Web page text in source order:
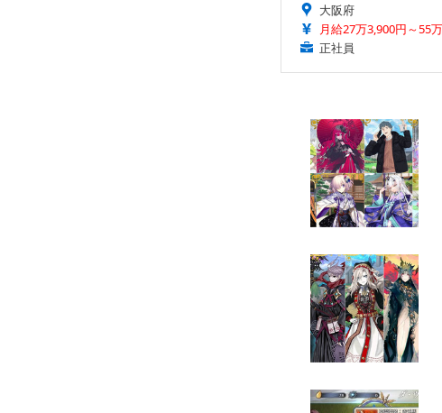
大阪府
月給27万3,900円～55
正社員